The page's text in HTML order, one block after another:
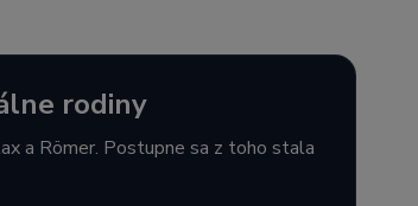
rodiny
a Römer. Postupne sa z toho stala